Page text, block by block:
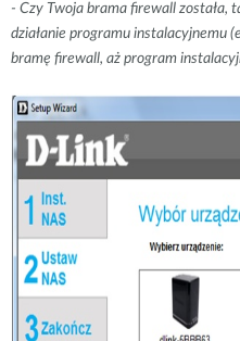
- Czy Twoja brama firewall została,
działanie programu instalacyjnemu
bramę firewall, aż program